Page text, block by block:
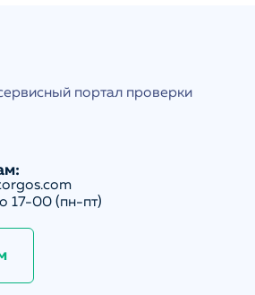
портал проверки
17-00 (пн-пт)